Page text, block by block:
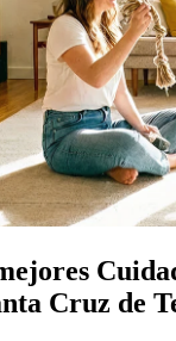
Cruz de